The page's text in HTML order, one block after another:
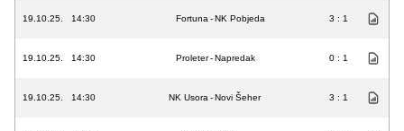
19.10.25. 14:30 Fortuna -NK Pobjeda 3 : 1
19.10.25. 14:30 Proleter-Napredak 0 : 1
19.10.25. 14:30 NK Usora -Novi Šeher 3 : 1